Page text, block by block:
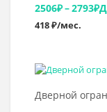
2506₽–2793₽
418 ₽/мес.
Дверной